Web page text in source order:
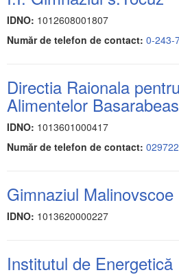
IDNO: 1012608001807
Număr de telefon de contact: 0-243-
Directia Raionala
Alimentelor
IDNO: 1013601000417
Număr de telefon de contact:
Gimnaziul Malinovscoe
IDNO: 1013620000227
Institutul de Energetică